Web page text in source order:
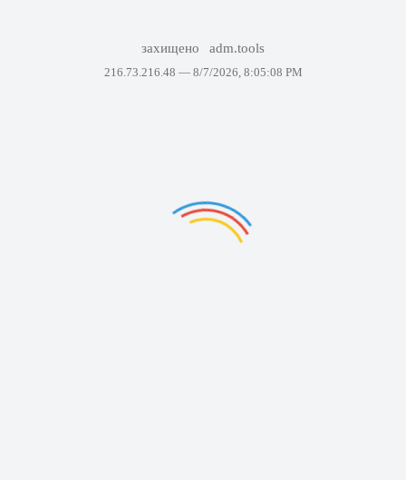
захищено adm.tools
216.73.216.48 — 8/7/2026, 8:05:08 PM